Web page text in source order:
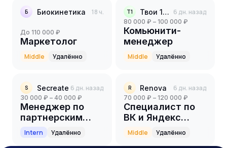
Б Биокинетика 18 ч.
до 110 000 ₽
Маркетолог
Middle Удалённо
Т1 Твои 10 соток 6 дн. назад
80 000 ₽ – 100 000 ₽
Комьюнити-
менеджер
Middle Удалённо
S Secreate 6 дн. назад
30 000 ₽ – 40 000 ₽
Менеджер по
партнерским
программам
(стажер)
Intern Удалённо
R Renova 6 дн. назад
70 000 ₽ – 120 000 ₽
Специалист по
ВК и Яндекс
Директ
Middle Удалённо